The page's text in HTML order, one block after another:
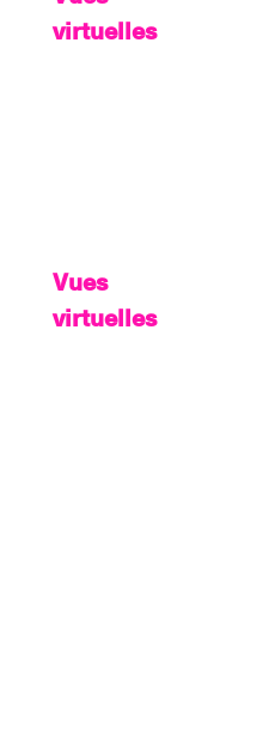
virtuelles
Vues
virtuelles